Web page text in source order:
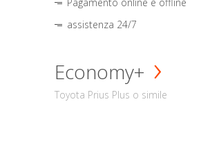
assistenza 24/7
Economy+
Toyota Prius Plus o simile